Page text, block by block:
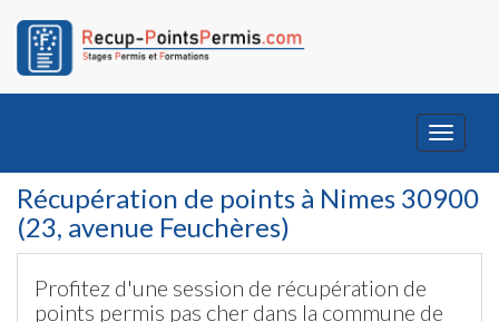
Toggle
Récupération de points à Nimes 30900
(23, avenue Feuchères)
Profitez d'une session de récupération de
points permis pas cher dans la commune de